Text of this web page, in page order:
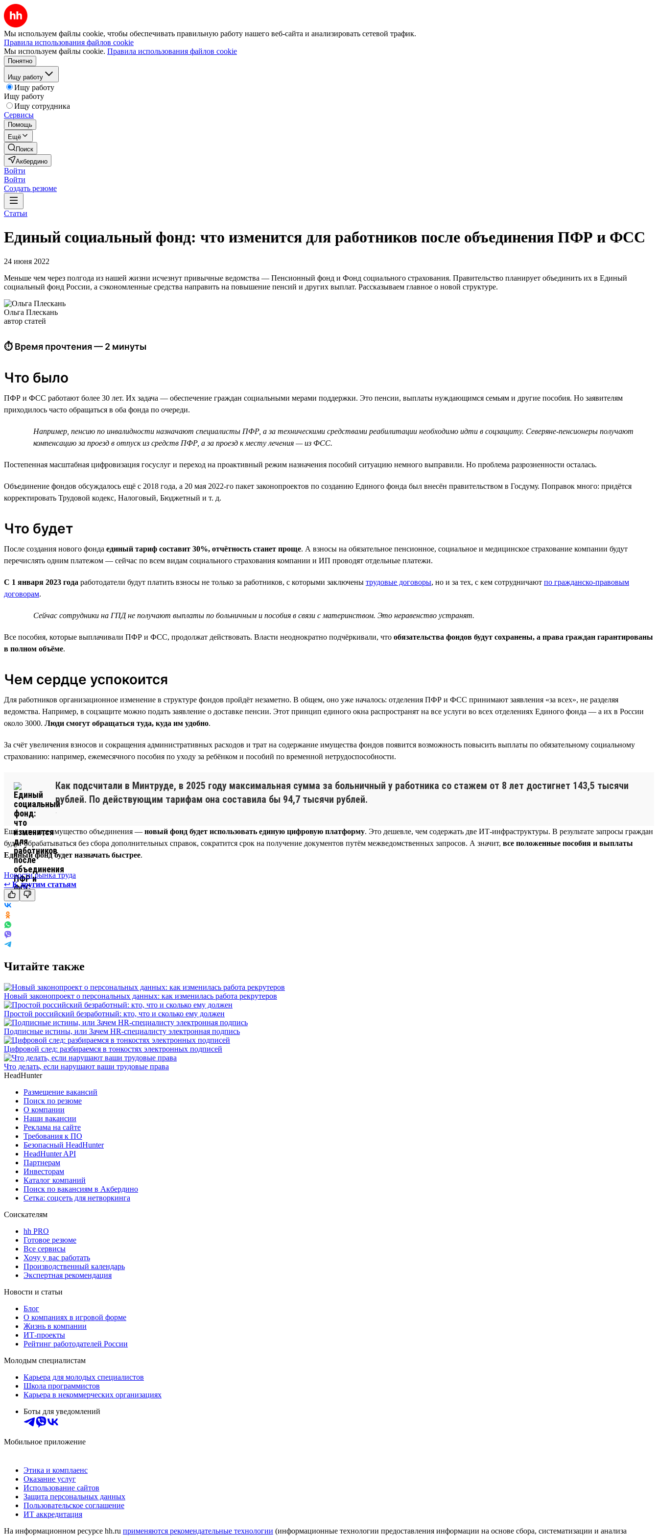
Мы используем файлы cookie, чтобы обеспечивать правильную работу нашего веб-сайта и анализировать сетевой трафик.
Правила использования файлов cookie
Мы используем файлы cookie. Правила использования файлов cookie
Понятно
Ищу работу
Ищу работу
Ищу работу
Ищу сотрудника
Сервисы
Помощь
Ещё
Поиск
Акбердино
Войти
Войти
Создать резюме
Статьи
Единый социальный фонд: что изменится для работников после объединения ПФР и ФСС
24 июня 2022
Меньше чем через полгода из нашей жизни исчезнут привычные ведомства — Пенсионный фонд и Фонд социального страхования. Правительство планирует объединить их в Единый
социальный фонд России, а сэкономленные средства направить на повышение пенсий и других выплат. Рассказываем главное о новой структуре.
Ольга Плескань
автор статей
⏱ Время прочтения — 2 минуты
Что было
ПФР и ФСС работают более 30 лет. Их задача — обеспечение граждан социальными мерами поддержки. Это пенсии, выплаты нуждающимся семьям и другие пособия. Но заявителям
приходилось часто обращаться в оба фонда по очереди.
Например, пенсию по инвалидности назначают специалисты ПФР, а за техническими средствами реабилитации необходимо идти в соцзащиту. Северяне-пенсионеры получают
компенсацию за проезд в отпуск из средств ПФР, а за проезд к месту лечения — из ФСС.
Постепенная масштабная цифровизация госуслуг и переход на проактивный режим назначения пособий ситуацию немного выправили. Но проблема разрозненности осталась.
Объединение фондов обсуждалось ещё с 2018 года, а 20 мая 2022-го пакет законопроектов по созданию Единого фонда был внесён правительством в Госдуму. Поправок много: придётся
корректировать Трудовой кодекс, Налоговый, Бюджетный и т. д.
Что будет
После создания нового фонда единый тариф составит 30%, отчётность станет проще. А взносы на обязательное пенсионное, социальное и медицинское страхование компании будут
перечислять одним платежом — сейчас по всем видам социального страхования компании и ИП проводят отдельные платежи.
С 1 января 2023 года работодатели будут платить взносы не только за работников, с которыми заключены трудовые договоры, но и за тех, с кем сотрудничают по гражданско-правовым
договорам.
Сейчас сотрудники на ГПД не получают выплаты по больничным и пособия в связи с материнством. Это неравенство устранят.
Все пособия, которые выплачивали ПФР и ФСС, продолжат действовать. Власти неоднократно подчёркивали, что обязательства фондов будут сохранены, а права граждан гарантированы
в полном объёме.
Чем сердце успокоится
Для работников организационное изменение в структуре фондов пройдёт незаметно. В общем, оно уже началось: отделения ПФР и ФСС принимают заявления «за всех», не разделяя
ведомства. Например, в соцзащите можно подать заявление о доставке пенсии. Этот принцип единого окна распространят на все услуги во всех отделениях Единого фонда — а их в России
около 3000. Люди смогут обращаться туда, куда им удобно.
За счёт увеличения взносов и сокращения административных расходов и трат на содержание имущества фондов появится возможность повысить выплаты по обязательному социальному
страхованию: например, ежемесячного пособия по уходу за ребёнком и пособий по временной нетрудоспособности.
Как подсчитали в Минтруде, в 2025 году максимальная сумма за больничный у работника со стажем от 8 лет достигнет 143,5 тысячи
рублей. По действующим тарифам она составила бы 94,7 тысячи рублей.
.
Ещё одно преимущество объединения — новый фонд будет использовать единую цифровую платформу. Это дешевле, чем содержать две ИТ-инфраструктуры. В результате запросы граждан
будут обрабатываться без сбора дополнительных справок, сократится срок на получение документов путём межведомственных запросов. А значит, все положенные пособия и выплаты
Единый фонд будет назначать быстрее.
Новости рынка труда
↩ К другим статьям
Читайте также
Новый законопроект о персональных данных: как изменилась работа рекрутеров
Простой российский безработный: кто, что и сколько ему должен
Подписные истины, или Зачем HR-специалисту электронная подпись
Цифровой след: разбираемся в тонкостях электронных подписей
Что делать, если нарушают ваши трудовые права
HeadHunter
Размещение вакансий
Поиск по резюме
О компании
Наши вакансии
Реклама на сайте
Требования к ПО
Безопасный HeadHunter
HeadHunter API
Партнерам
Инвесторам
Каталог компаний
Поиск по вакансиям в Акбердино
Сетка: соцсеть для нетворкинга
Соискателям
hh PRO
Готовое резюме
Все сервисы
Хочу у вас работать
Производственный календарь
Экспертная рекомендация
Новости и статьи
Блог
О компаниях в игровой форме
Жизнь в компании
ИТ-проекты
Рейтинг работодателей России
Молодым специалистам
Карьера для молодых специалистов
Школа программистов
Карьера в некоммерческих организациях
Боты для уведомлений
Мобильное приложение
Этика и комплаенс
Оказание услуг
Использование сайтов
Защита персональных данных
Пользовательское соглашение
ИТ аккредитация
На информационном ресурсе hh.ru применяются рекомендательные технологии (информационные технологии предоставления информации на основе сбора, систематизации и анализа